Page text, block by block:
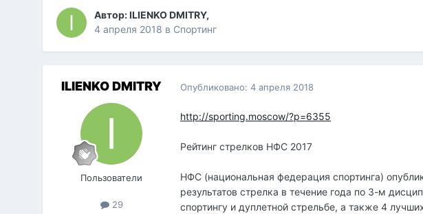
Автор:ILIENKO DMITRY,
4 апреля 2018 в Спортинг
ILIENKO DMITRY
Пользователи
29
Опубликовано:4 апреля 2018
http://sporting.moscow/?p=6355
Рейтинг стрелков НФС 2017
НФС (национальная федерация спортинга)
результатов стрелка в течение года по 3-м
спортингу и дуплетной стрельбе, а также 4